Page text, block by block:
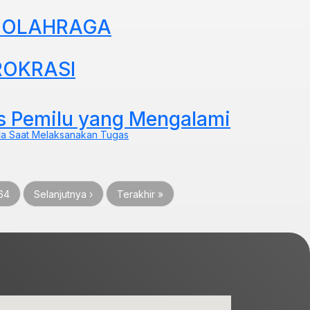
Pemilu yang Mengalami
Saat Melaksanakan Tugas
Halaman berikutnya
Selanjutnya › Last page
Terakhir »